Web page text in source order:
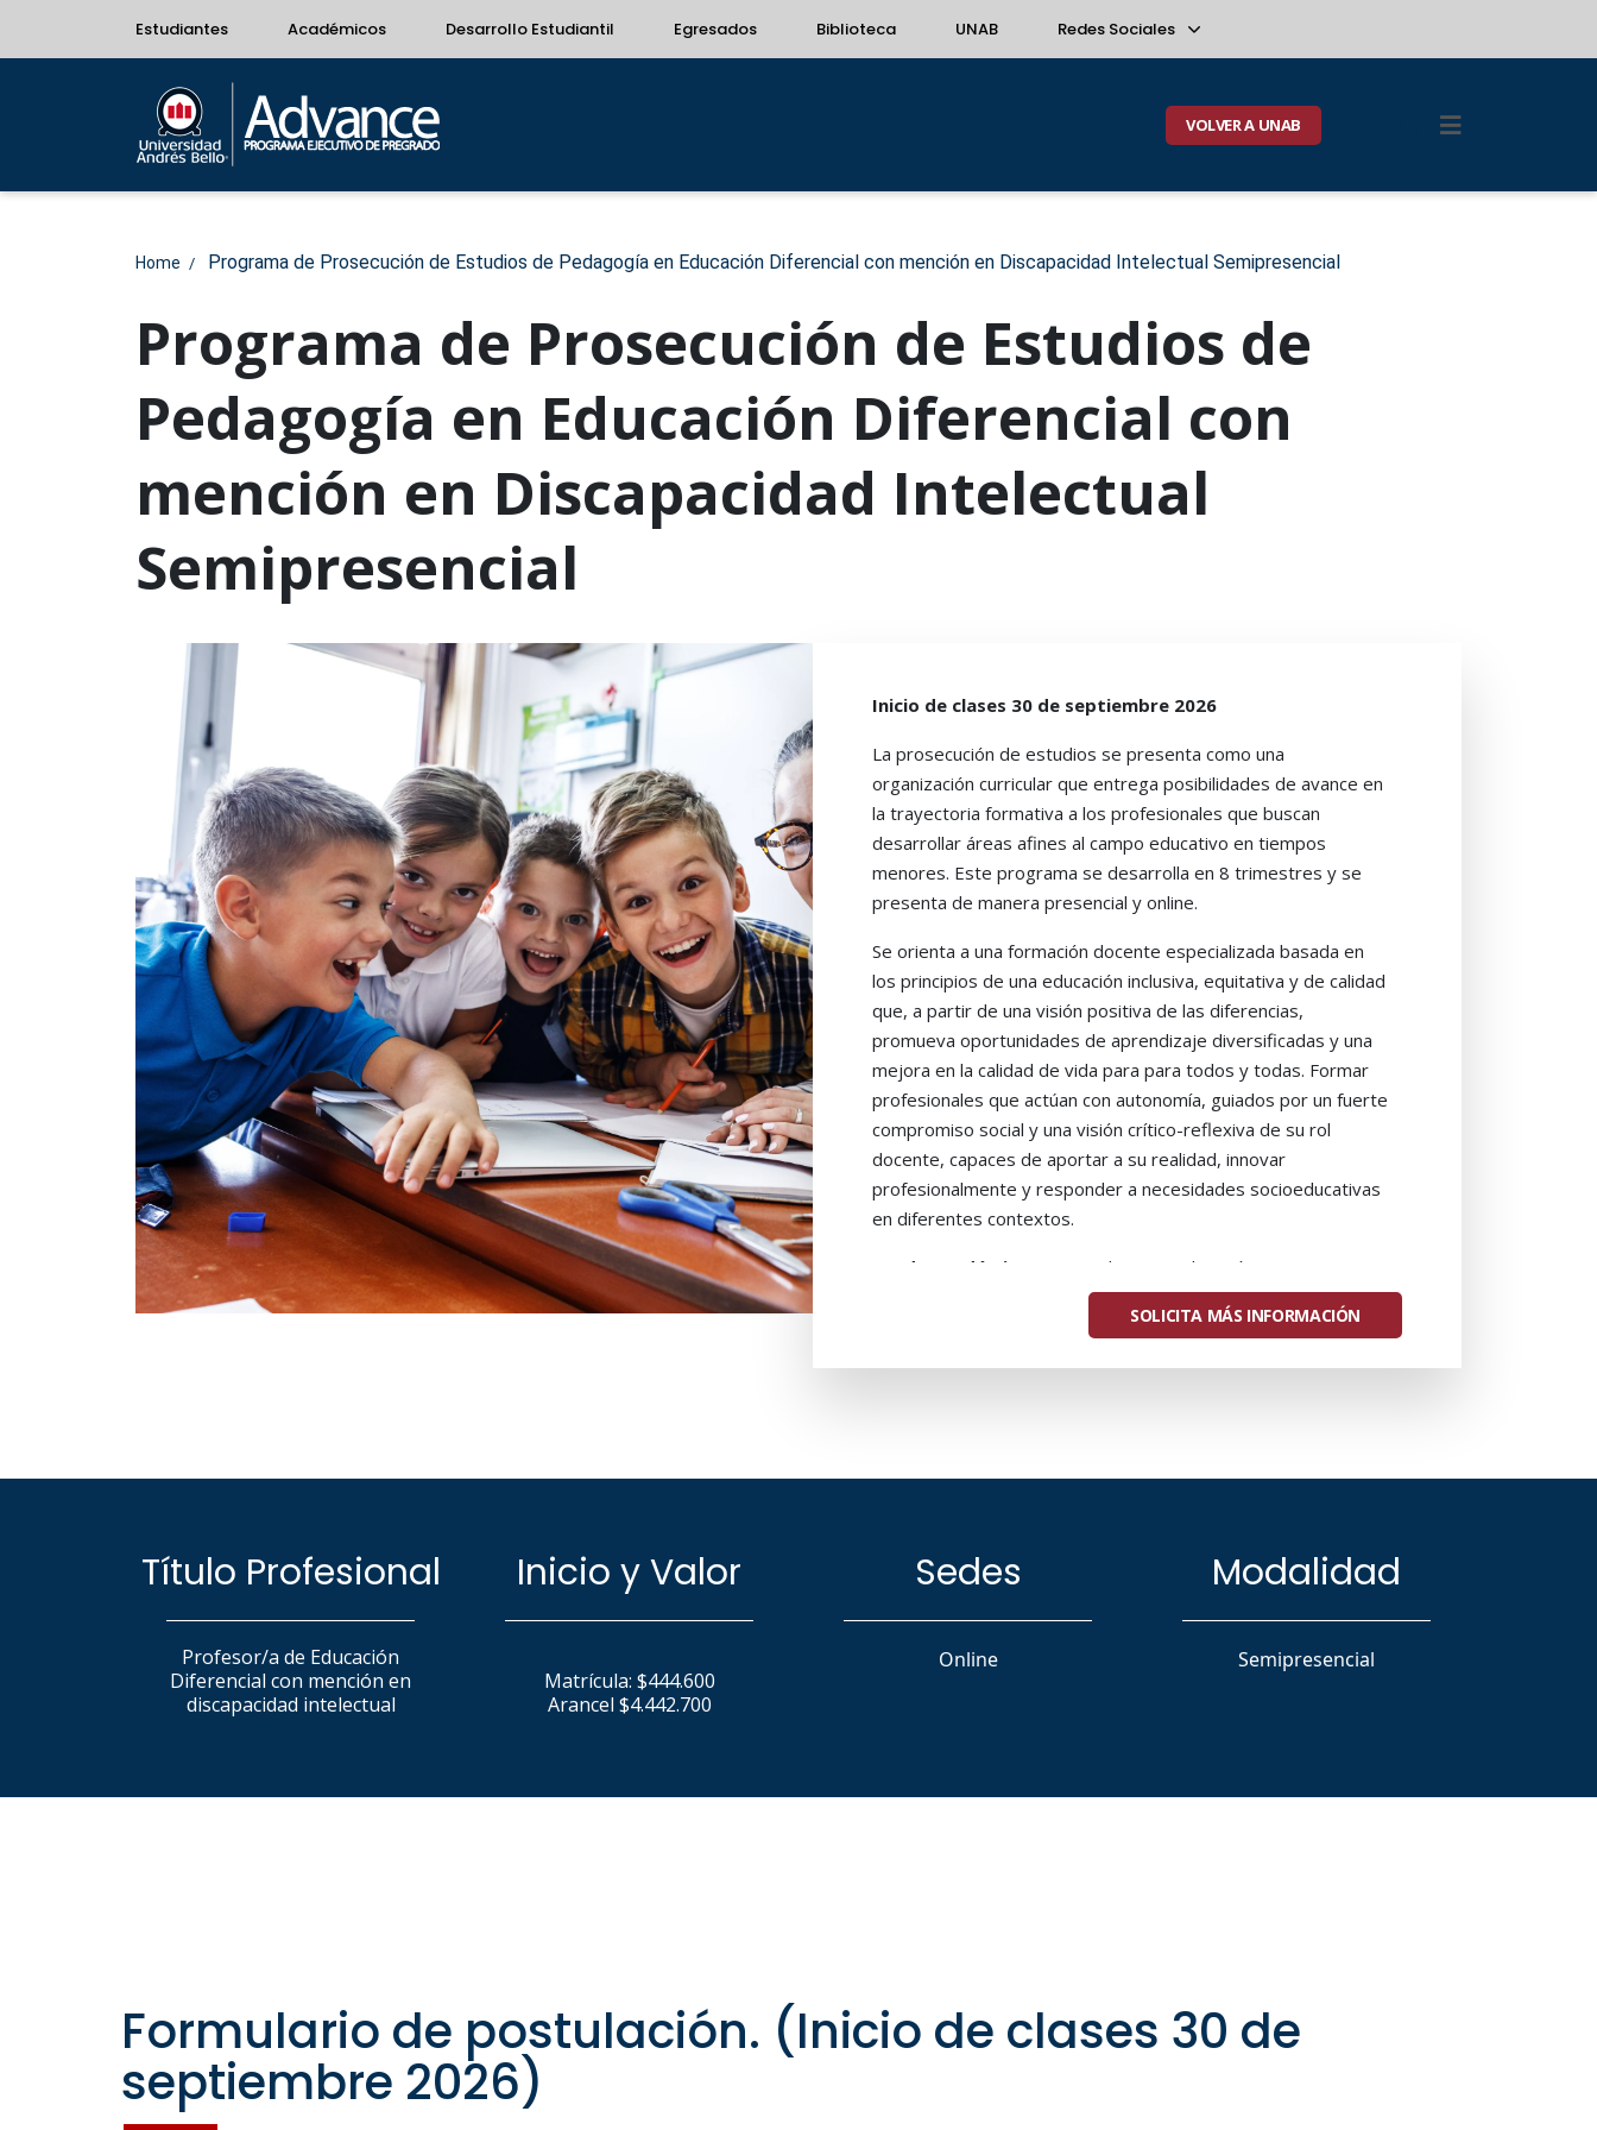
Estudiantes Académicos Desarrollo Estudiantil Egresados Biblioteca UNAB Redes Sociales
VOLVER A UNAB
Home Programa de Prosecución de Estudios de Pedagogía en Educación Diferencial con mención en Discapacidad Intelectual Semipresencial
Programa de Prosecución de Estudios de
Pedagogía en Educación Diferencial con
mención en Discapacidad Intelectual
Semipresencial
Inicio de clases 30 de septiembre 2026
La prosecución de estudios se presenta como una
organización curricular que entrega posibilidades de avance en
la trayectoria formativa a los profesionales que buscan
desarrollar áreas afines al campo educativo en tiempos
menores. Este programa se desarrolla en 8 trimestres y se
presenta de manera presencial y online.
Se orienta a una formación docente especializada basada en
los principios de una educación inclusiva, equitativa y de calidad
que, a partir de una visión positiva de las diferencias,
promueva oportunidades de aprendizaje diversificadas y una
mejora en la calidad de vida para para todos y todas. Formar
profesionales que actúan con autonomía, guiados por un fuerte
compromiso social y una visión crítico-reflexiva de su rol
docente, capaces de aportar a su realidad, innovar
profesionalmente y responder a necesidades socioeducativas
en diferentes contextos.
Grado académico: Licenciado(a) en Educación
ADMISIÓN SOLO PARA TÍTULOS
PROFESIONALES DE 4 O MÁS AÑOS.
SOLICITA MÁS INFORMACIÓN
Título Profesional
Profesor/a de Educación
Diferencial con mención en
discapacidad intelectual
Inicio y Valor
Matrícula: $444.600
Arancel $4.442.700
Sedes
Online
Modalidad
Semipresencial
Formulario de postulación. (Inicio de clases 30 de
septiembre 2026)